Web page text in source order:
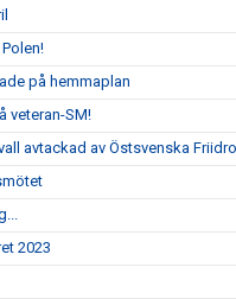
på hemmaplan
veteran-SM!
avtackad av Östsvenska
2023